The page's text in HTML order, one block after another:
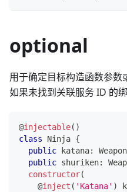
optional
用于确定目标构造函数参数
如果未找到关联服务 ID 的
@injectable( )
class
Ninja {
public katana: Weapon
public shuriken:
constructor(
@inject ( 'Katana' )